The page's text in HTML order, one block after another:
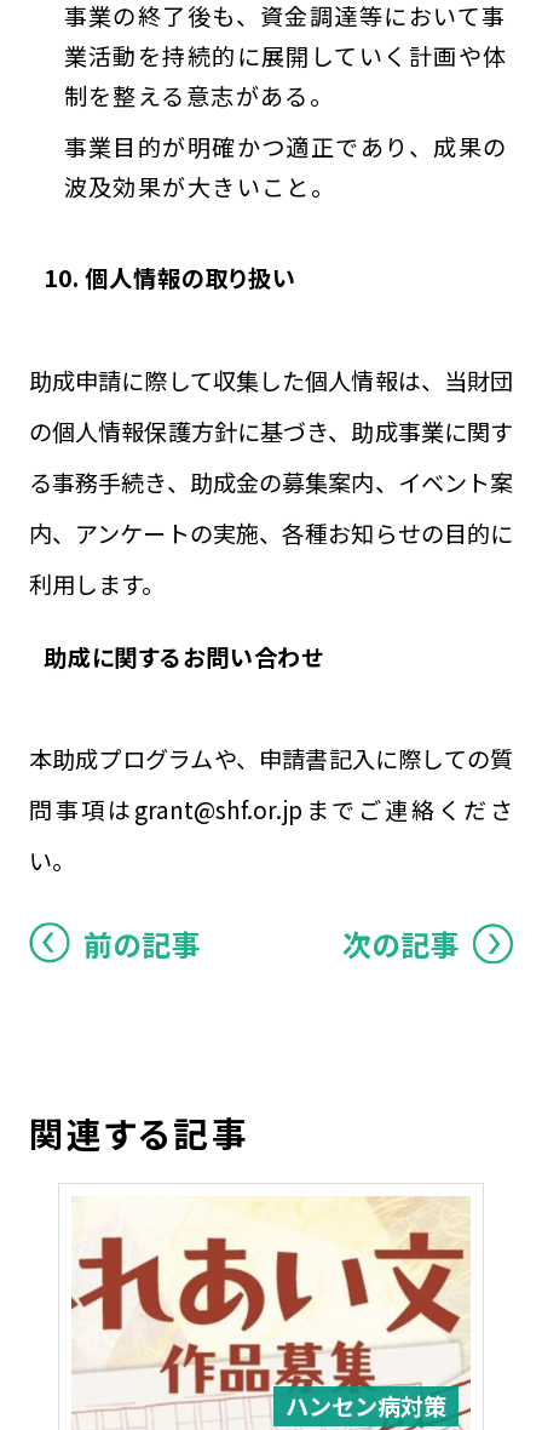
事業の終了後も、資金調達等において事
業活動を持続的に展開していく計画や体
制を整える意志がある。
事業目的が明確かつ適正であり、成果の
波及効果が大きいこと。
10. 個人情報の取り扱い
助成申請に際して収集した個人情報は、当財団
の個人情報保護方針に基づき、助成事業に関す
る事務手続き、助成金の募集案内、イベント案
内、アンケートの実施、各種お知らせの目的に
利用します。
助成に関するお問い合わせ
本助成プログラムや、申請書記入に際しての質
問事項はgrant@shf.or.jpまでご連絡くださ
い。
前の記事 次の記事
関連する記事
ハンセン病対策